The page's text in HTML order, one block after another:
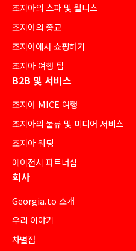
조지아의 스파 및 웰니스
조지아의 종교
조지아에서 쇼핑하기
조지아 여행 팁
B2B 및 서비스
조지아 MICE 여행
조지아의 물류 및 미디어 서비스
조지아 웨딩
에이전시 파트너십
회사
Georgia.to 소개
우리 이야기
차별점